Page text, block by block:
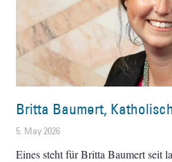
Britta Baumert,
5. May 2026
Eines steht für Britta Baumert seit